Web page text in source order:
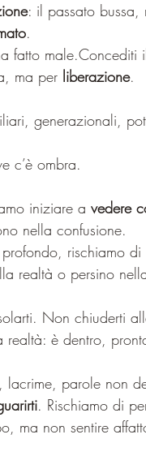
: il passato bussa,
.
fatto male.Concediti
ma per liberazione.
c’è ombra.
iniziare a vedere
nella confusione.
rischiamo
realtà o persino
Non chiuderti
realtà: è dentro,
lacrime, parole non
. Rischiamo di
ma non sentire